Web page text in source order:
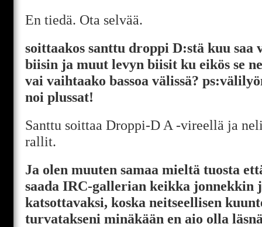
En tiedä. Ota selvää.
soittaakos santtu droppi D:stä kuu saa
biisin ja muut levyn biisit ku eikös se
vai vaihtaako bassoa välissä?
noi plussat!
Santtu soittaa Droppi-D A -vireellä ja
rallit.
Ja olen muuten samaa mieltä tuosta
saada IRC-gallerian keikka jonnekkin
katsottavaksi, koska neitseellisen
turvatakseni minäkään en aio olla